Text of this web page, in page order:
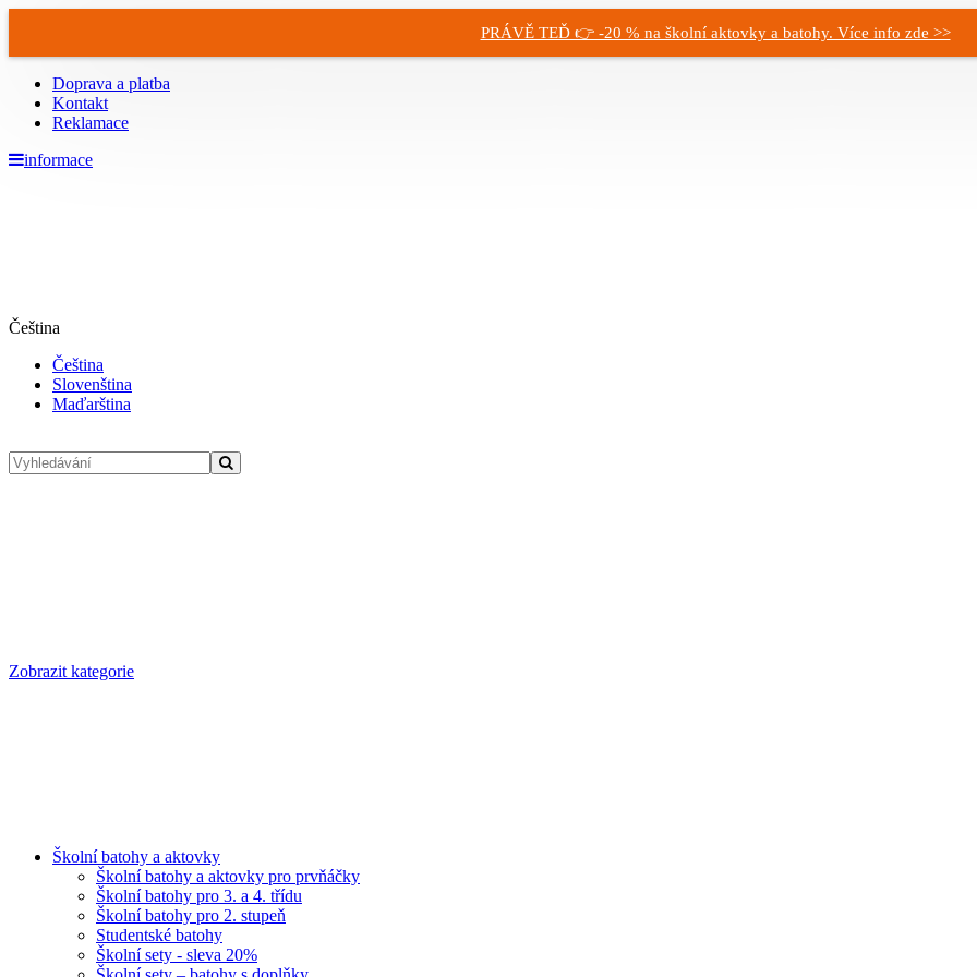
PRÁVĚ TEĎ 👉 -20 % na školní aktovky a batohy. Více info zde >>
Doprava a platba
Kontakt
Reklamace
informace
Čeština
Čeština
Slovenština
Maďarština
Zobrazit kategorie
Školní batohy a aktovky
Školní batohy a aktovky pro prvňáčky
Školní batohy pro 3. a 4. třídu
Školní batohy pro 2. stupeň
Studentské batohy
Školní sety - sleva 20%